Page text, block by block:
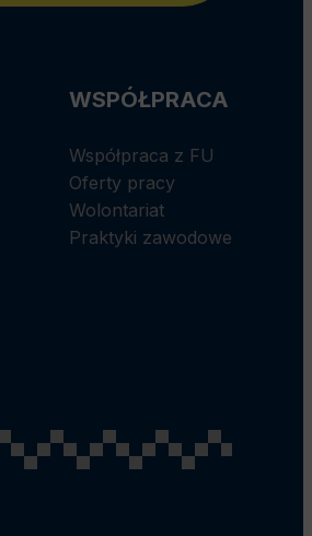
WSPÓŁPRACA
Współpraca z FU
Oferty pracy
Wolontariat
Praktyki zawodowe